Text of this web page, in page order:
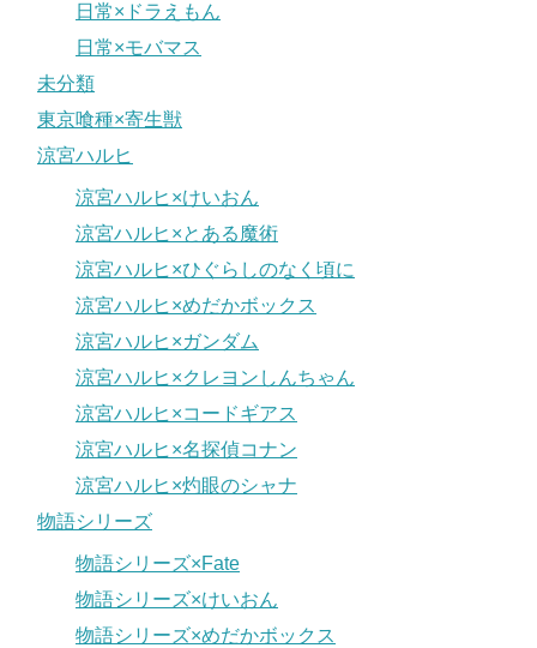
日常×ドラえもん
日常×モバマス
未分類
東京喰種×寄生獣
涼宮ハルヒ
涼宮ハルヒ×けいおん
涼宮ハルヒ×とある魔術
涼宮ハルヒ×ひぐらしのなく頃に
涼宮ハルヒ×めだかボックス
涼宮ハルヒ×ガンダム
涼宮ハルヒ×クレヨンしんちゃん
涼宮ハルヒ×コードギアス
涼宮ハルヒ×名探偵コナン
涼宮ハルヒ×灼眼のシャナ
物語シリーズ
物語シリーズ×Fate
物語シリーズ×けいおん
物語シリーズ×めだかボックス